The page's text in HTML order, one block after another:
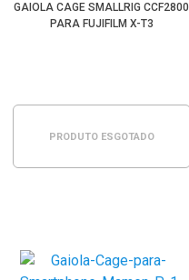
GAIOLA CAGE SMALLRIG CCF2800
PARA FUJIFILM X-T3
PRODUTO ESGOTADO